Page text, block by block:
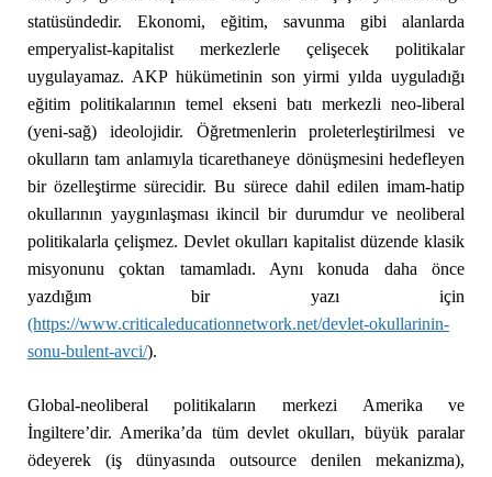
statüsündedir. Ekonomi, eğitim, savunma gibi alanlarda
emperyalist-kapitalist merkezlerle çelişecek politikalar
uygulayamaz. AKP hükümetinin son yirmi yılda uyguladığı
eğitim politikalarının temel ekseni batı merkezli neo-liberal
(yeni-sağ) ideolojidir. Öğretmenlerin proleterleştirilmesi ve
okulların tam anlamıyla ticarethaneye dönüşmesini hedefleyen
bir özelleştirme sürecidir. Bu sürece dahil edilen imam-hatip
okullarının yaygınlaşması ikincil bir durumdur ve neoliberal
politikalarla çelişmez. Devlet okulları kapitalist düzende klasik
misyonunu çoktan tamamladı. Aynı konuda daha önce
yazdığım bir yazı için
(https://www.criticaleducationnetwork.net/devlet-okullarinin-
sonu-bulent-avci/).
Global-neoliberal politikaların merkezi Amerika ve
İngiltere’dir. Amerika’da tüm devlet okulları, büyük paralar
ödeyerek (iş dünyasında outsource denilen mekanizma),